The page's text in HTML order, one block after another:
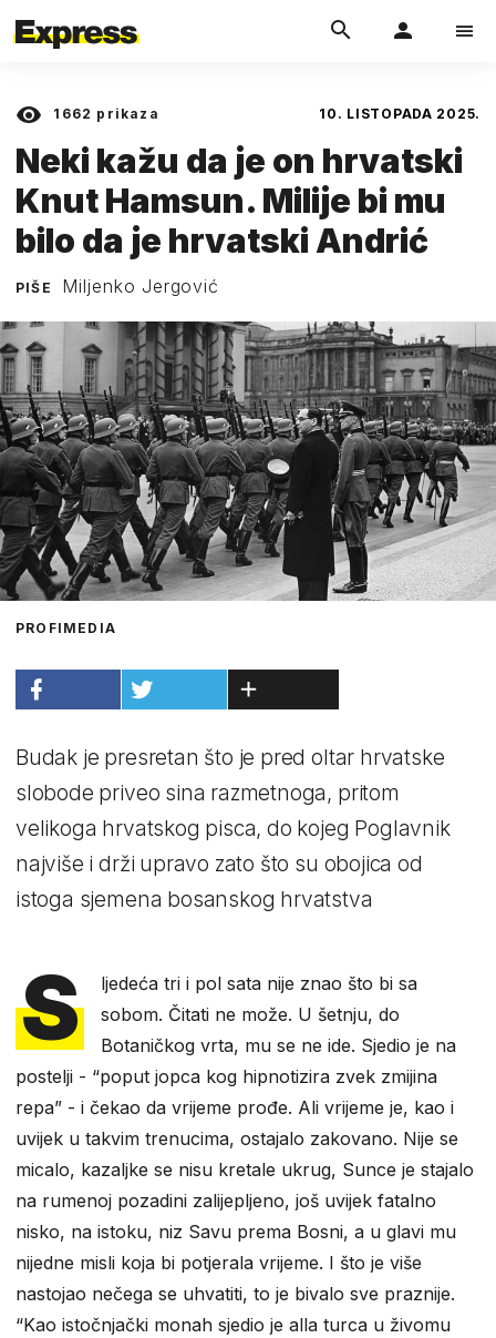
1662 prikaza 10. LISTOPADA 2025.
Neki kažu da je on hrvatski
Knut Hamsun. Milije bi mu
bilo da je hrvatski Andrić
PIŠE Miljenko Jergović
PROFIMEDIA
Budak je presretan što je pred oltar hrvatske
slobode priveo sina razmetnoga, pritom
velikoga hrvatskog pisca, do kojeg Poglavnik
najviše i drži upravo zato što su obojica od
istoga sjemena bosanskog hrvatstva
S
ljedeća tri i pol sata nije znao što bi sa
sobom. Čitati ne može. U šetnju, do
Botaničkog vrta, mu se ne ide. Sjedio je na
postelji - “poput jopca kog hipnotizira zvek zmijina
repa” - i čekao da vrijeme prođe. Ali vrijeme je, kao i
uvijek u takvim trenucima, ostajalo zakovano. Nije se
micalo, kazaljke se nisu kretale ukrug, Sunce je stajalo
na rumenoj pozadini zalijepljeno, još uvijek fatalno
nisko, na istoku, niz Savu prema Bosni, a u glavi mu
nijedne misli koja bi potjerala vrijeme. I što je više
nastojao nečega se uhvatiti, to je bivalo sve praznije.
“Kao istočnjački monah sjedio je alla turca u živomu